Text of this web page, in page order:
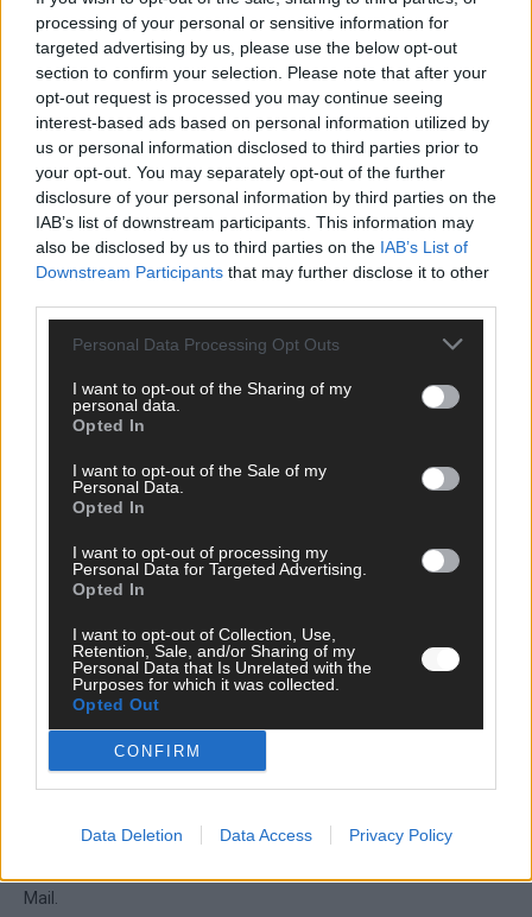
processing of your personal or sensitive information for
targeted advertising by us, please use the below opt-out
section to confirm your selection. Please note that after your
opt-out request is processed you may continue seeing
interest-based ads based on personal information utilized by
us or personal information disclosed to third parties prior to
your opt-out. You may separately opt-out of the further
disclosure of your personal information by third parties on the
IAB’s list of downstream participants. This information may
also be disclosed by us to third parties on the IAB’s List of
Downstream Participants that may further disclose it to other
Personal Data Processing Opt Outs
I want to opt-out of the Sharing of my
personal data.
Opted In
I want to opt-out of the Sale of my
Personal Data.
Opted In
I want to opt-out of processing my
Personal Data for Targeted Advertising.
Opted In
I want to opt-out of Collection, Use,
Retention, Sale, and/or Sharing of my
Personal Data that Is Unrelated with the
Purposes for which it was collected.
Opted Out
CONFIRM
Data Deletion Data Access Privacy Policy
berichtet fundiert, verständlich und aktuell über das Geschehen
in der Region, in Deutschland und der Welt. Wir verbinden
klassisches journalistisches Handwerk mit modernen
Erzählformen – klar, zuverlässig und nah an den Menschen.
Hinterlasse einen Kommentar
Wir freuen uns auf deinen Beitrag!Diskutiere mit und teile deine
Bitte nutze deinen Klarnamen (Vor- und Nachname) und eine
gültige E-Mail-Adresse (wird nicht veröffentlicht). Wir prüfen
respektieren, werden freigeschaltet; Hassrede, Beleidigungen,
Hetze, Spam oder Werbung werden nicht veröffentlicht. Es
Kommentar
Vor- und Nachname
Mail.